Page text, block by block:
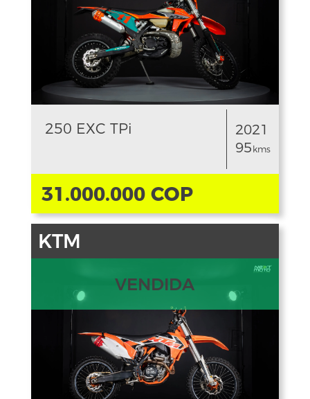
250 EXC TPi
2021
95 kms
31.000.000 COP
KTM
VENDIDA